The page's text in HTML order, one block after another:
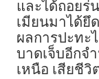
และได้ถอยร่
เมียนมาได้ยึ
ผลการปะทะ
บาดเจ็บอีกจ
เหนือ เสียชีวิ